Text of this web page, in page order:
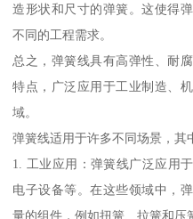
造形状和尺寸的弹簧。这使得
不同的工程需求。
总之，弹簧线具有高弹性、耐
特点，广泛应用于工业制造、
域。
弹簧线适用于许多不同场景，其
1. 工业应用：弹簧线广泛应用
电子设备等。在这些领域中，
量的组件，例如扭簧、拉簧和压